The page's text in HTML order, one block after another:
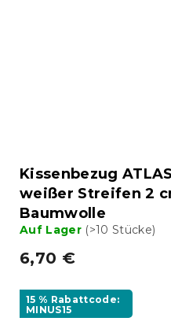
Kissenbezug
weißer Streifen 2
Baumwolle
Auf Lager (>10 Stücke)
6,70 €
15 % Rabattcode:
MINUS15